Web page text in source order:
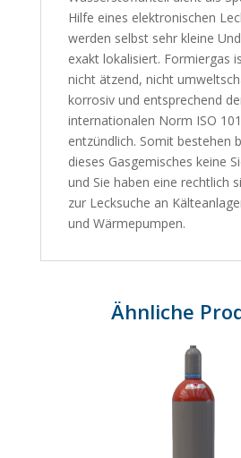
Hilfe eines elektronischen
werden selbst sehr kleine
exakt lokalisiert. Formiergas
nicht ätzend, nicht
korrosiv und entsprechend
internationalen Norm ISO
entzündlich. Somit bestehen
dieses Gasgemisches keine
und Sie haben eine rechtlich
zur Lecksuche an
und Wärmepumpen.
Ähnliche